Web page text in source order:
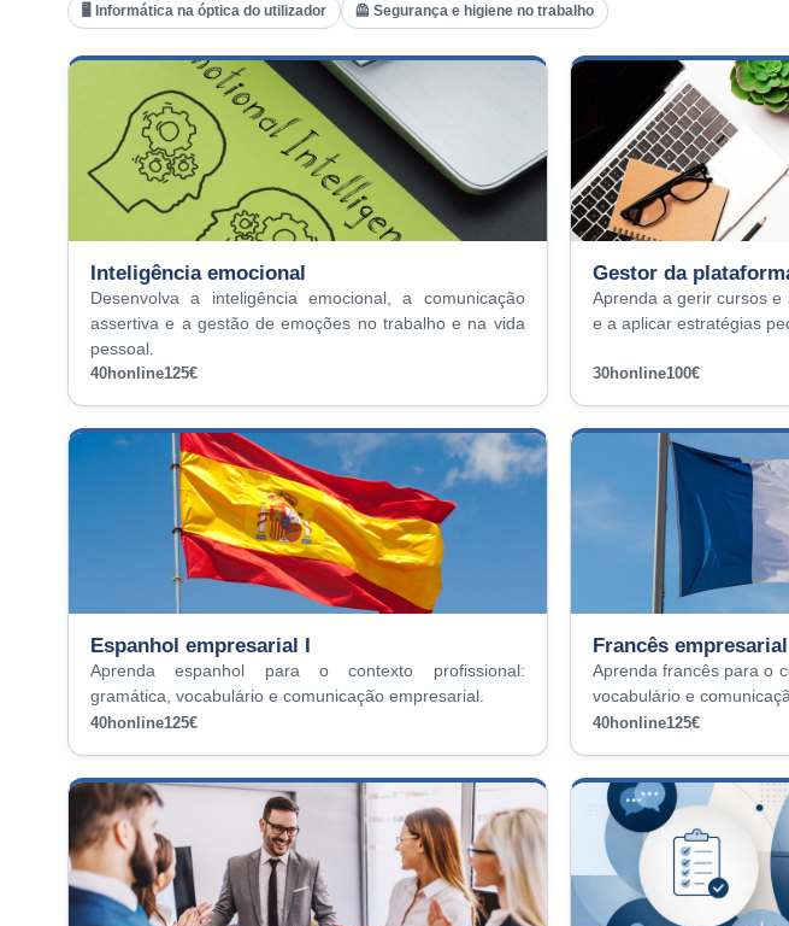
🖥️ Informática na óptica do utilizador 🦺 Segurança e higiene no trabalho
Inteligência emocional
Desenvolva a inteligência emocional, a comunicação
assertiva e a gestão de emoções no trabalho e na vida
pessoal.
40honline125€
Gestor da
Aprenda a gerir cursos
e a aplicar estratégias
30honline100€
Espanhol empresarial I
Aprenda espanhol para o contexto profissional:
gramática, vocabulário e comunicação empresarial.
40honline125€
Francês
Aprenda francês para o
vocabulário e
40honline125€